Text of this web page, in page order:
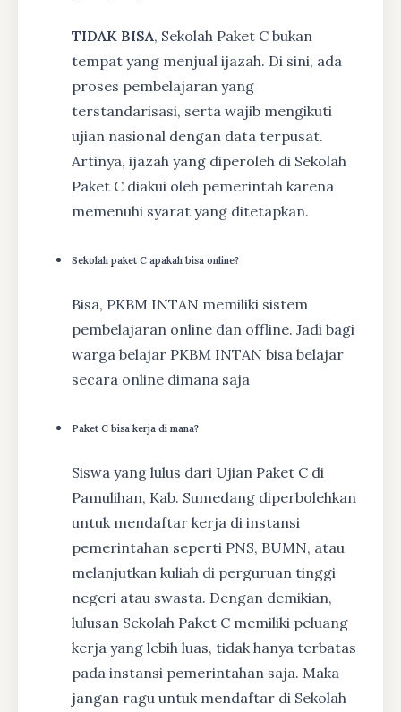
TIDAK BISA, Sekolah Paket C bukan
tempat yang menjual ijazah. Di sini, ada
proses pembelajaran yang
terstandarisasi, serta wajib mengikuti
ujian nasional dengan data terpusat.
Artinya, ijazah yang diperoleh di Sekolah
Paket C diakui oleh pemerintah karena
memenuhi syarat yang ditetapkan.
Sekolah paket C apakah bisa online?
Bisa, PKBM INTAN memiliki sistem
pembelajaran online dan offline. Jadi bagi
warga belajar PKBM INTAN bisa belajar
secara online dimana saja
Paket C bisa kerja di mana?
Siswa yang lulus dari Ujian Paket C di
Pamulihan, Kab. Sumedang diperbolehkan
untuk mendaftar kerja di instansi
pemerintahan seperti PNS, BUMN, atau
melanjutkan kuliah di perguruan tinggi
negeri atau swasta. Dengan demikian,
lulusan Sekolah Paket C memiliki peluang
kerja yang lebih luas, tidak hanya terbatas
pada instansi pemerintahan saja. Maka
jangan ragu untuk mendaftar di Sekolah